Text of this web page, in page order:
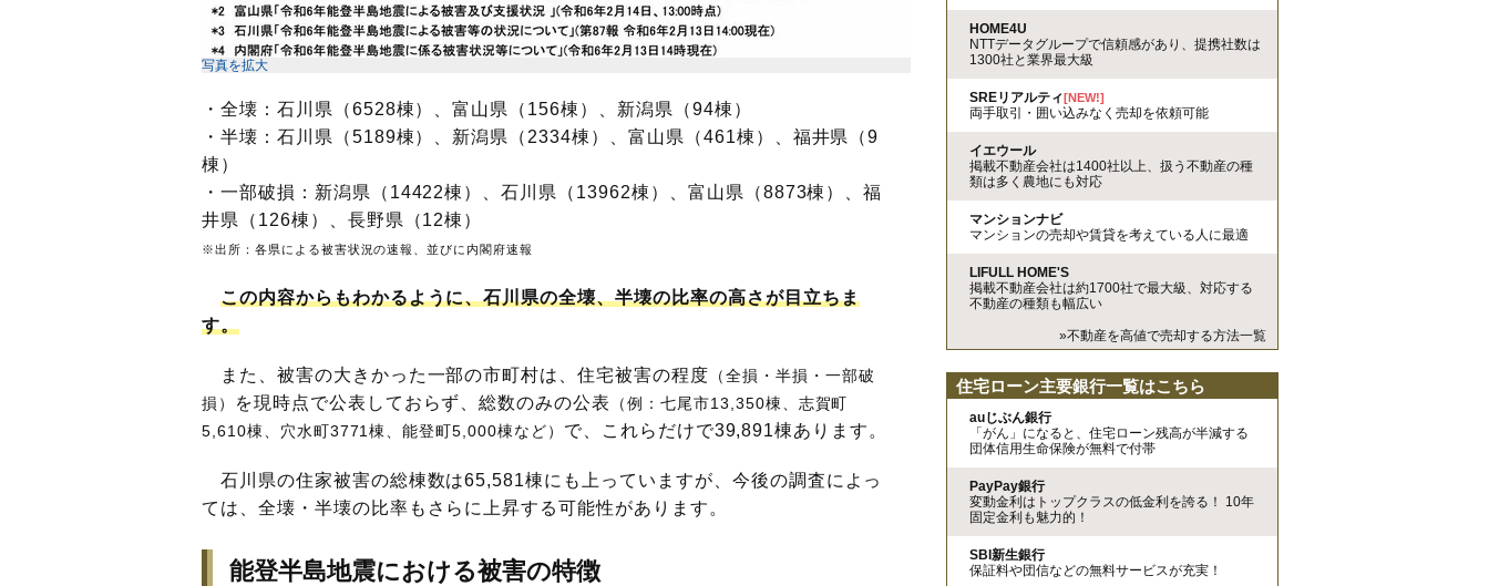
写真を拡大
・全壊：石川県（6528棟）、富山県（156棟）、新潟県（94棟）
・半壊：石川県（5189棟）、新潟県（2334棟）、富山県（461棟）、福井県（9
棟）
・一部破損：新潟県（14422棟）、石川県（13962棟）、富山県（8873棟）、福
井県（126棟）、長野県（12棟）
※出所：各県による被害状況の速報、並びに内閣府速報
この内容からもわかるように、石川県の全壊、半壊の比率の高さが目立ちま
す。
また、被害の大きかった一部の市町村は、住宅被害の程度 （全損・半損・一部破
損）
を現時点で公表しておらず、総数のみの公表
（例：七尾市13,350棟、志賀町
5,610棟、穴水町3771棟、能登町5,000棟など） で、これらだけで39,891棟あります。
石川県の住家被害の総棟数は65,581棟にも上っていますが、今後の調査によっ
ては、全壊・半壊の比率もさらに上昇する可能性があります。
能登半島地震における被害の特徴
HOME4U
NTTデータグループで信頼感があり、提携社数は
1300社と業界最大級
SREリアルティ[NEW!]
両手取引・囲い込みなく売却を依頼可能
イエウール
掲載不動産会社は1400社以上、扱う不動産の種
類は多く農地にも対応
マンションナビ
マンションの売却や賃貸を考えている人に最適
LIFULL HOME'S
掲載不動産会社は約1700社で最大級、対応する
不動産の種類も幅広い
»不動産を高値で売却する方法一覧
住宅ローン主要銀行一覧はこちら
auじぶん銀行
「がん」になると、住宅ローン残高が半減する
団体信用生命保険が無料で付帯
PayPay銀行
変動金利はトップクラスの低金利を誇る！ 10年
固定金利も魅力的！
SBI新生銀行
保証料や団信などの無料サービスが充実！